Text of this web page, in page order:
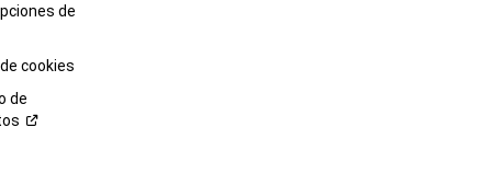
de
cookies
de